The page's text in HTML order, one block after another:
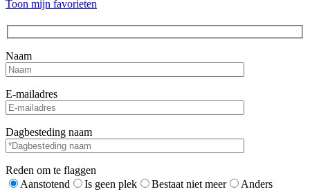
Toon mijn favorieten
Naam
E-mailadres
Dagbesteding naam
Reden om te flaggen
Aanstotend
Is geen plek Bestaat niet meer
Anders